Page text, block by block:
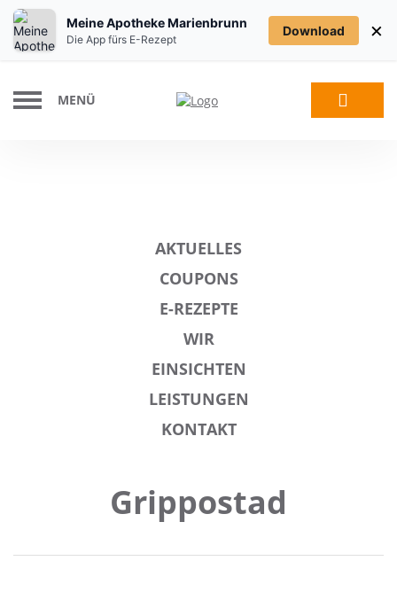
MENÜ
AKTUELLES
COUPONS
E-REZEPTE
WIR
EINSICHTEN
LEISTUNGEN
KONTAKT
Grippostad
Meine Apotheke Marienbrunn
Die App fürs E-Rezept
Download ×